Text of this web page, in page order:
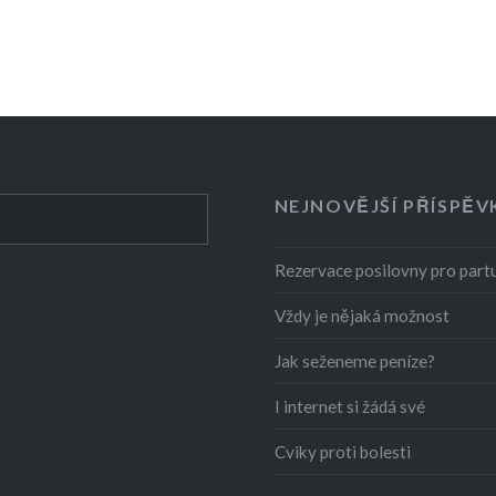
NEJNOVĚJŠÍ
Rezervace posilovny pro
Vždy je nějaká možnost
Jak seženeme peníze?
I internet si žádá své
Cviky proti bolesti